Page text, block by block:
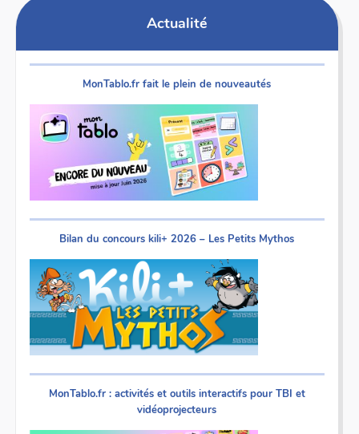
Actualité
MonTablo.fr fait le plein de nouveautés
Bilan du concours kili+ 2026 – Les Petits Mythos
MonTablo.fr : activités et outils interactifs pour TBI et
vidéoprojecteurs